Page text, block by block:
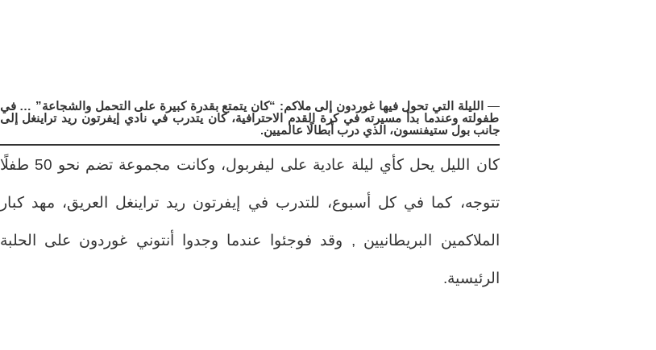
— الليلة التي تحول فيها غوردون إلى ملاكم: “كان يتمتع بقدرة كبيرة على التحمل والشجاعة” … في
طفولته وعندما بدأ مسيرته في كرة القدم الاحترافية، كان يتدرب في نادي إيفرتون ريد تراينغل إلى
جانب بول ستيفنسون، الذي درب أبطالًا عالميين.
كان الليل يحل كأي ليلة عادية على ليفربول، وكانت مجموعة تضم نحو 50 طفلًا
تتوجه، كما في كل أسبوع، للتدرب في إيفرتون ريد تراينغل العريق، مهد كبار
الملاكمين البريطانيين , وقد فوجئوا عندما وجدوا أنتوني غوردون على الحلبة
الرئيسية.